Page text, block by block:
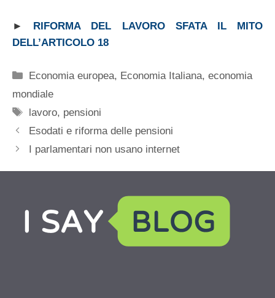
►
RIFORMA DEL LAVORO SFATA IL MITO
DELL’ARTICOLO 18
Categorie
Economia europea, Economia Italiana,economia
mondiale
Tag
lavoro, pensioni
Esodati e riforma delle pensioni
I parlamentari non usano internet